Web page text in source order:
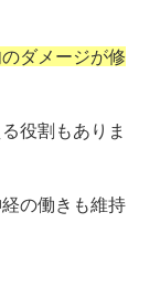
ダメージが修
役割 もありま
の働きも維持